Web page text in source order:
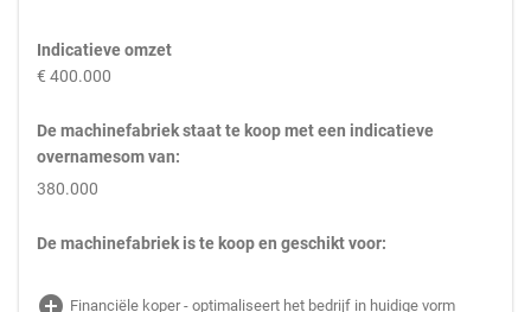
Indicatieve omzet
€ 400.000
De machinefabriek staat te koop met een indicatieve
overnamesom van:
380.000
De machinefabriek is te koop en geschikt voor:
add_circle Financiële koper - optimaliseert het bedrijf in huidige vorm